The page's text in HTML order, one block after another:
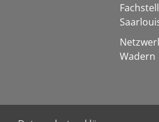
Wadern